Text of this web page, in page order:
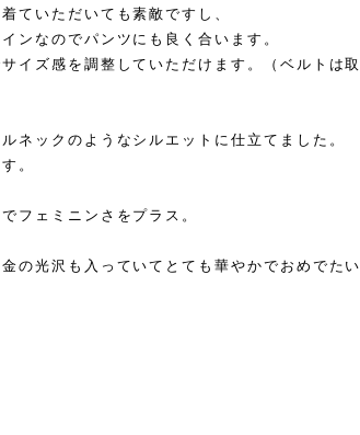
ていただいても素敵ですし、
ンなのでパンツにも良く合います。
イズ感を調整していただけます。（ベルトは取
ネックのようなシルエットに仕立てました。
。
フェミニンさをプラス。
の光沢も入っていてとても華やかでおめでたい